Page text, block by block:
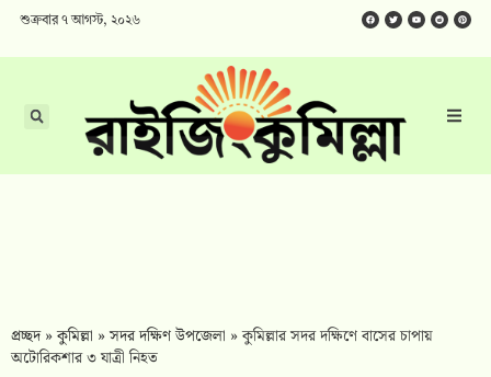
শুক্রবার ৭ আগস্ট, ২০২৬
প্রচ্ছদ»কুমিল্লা »সদর দক্ষিণ উপজেলা »কুমিল্লার সদর দক্ষিণে বাসের চাপায়
অটোরিকশার ৩ যাত্রী নিহত